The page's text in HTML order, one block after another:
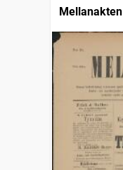
Mellanakten